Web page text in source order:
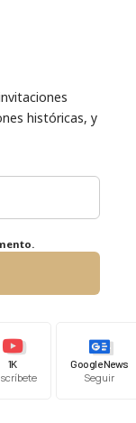
históricas, y
1K Google News
Seguir